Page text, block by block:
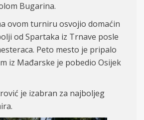
Bugarina.
ovom turniru osvojio domaćin
od Spartaka iz Trnave posle
Peto mesto je pripalo
iz Mađarske je pobedio Osijek
je izabran za najboljeg